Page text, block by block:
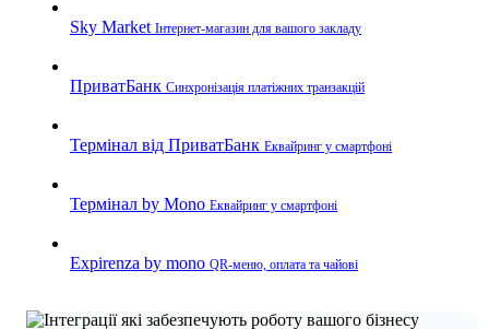
Sky Market Інтернет-магазин для вашого закладу
ПриватБанк Синхронізація платіжних транзакцій
Термінал від ПриватБанк Еквайринг у смартфоні
Термінал by Mono Еквайринг у смартфоні
Expirenza by mono QR-меню, оплата та чайові